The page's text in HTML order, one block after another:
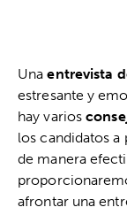
Unaentrevista
estresante y
hay varios
los candidatos a
de manera
afrontar una